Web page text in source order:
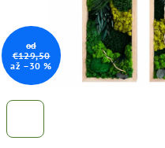
od
€129,50
až –30 %